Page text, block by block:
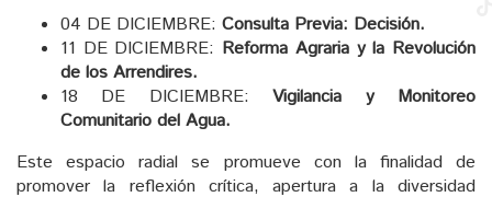
04 DE DICIEMBRE: Consulta Previa: Decisión.
11 DE DICIEMBRE: Reforma Agraria y la Revolución
de los Arrendires.
18 DE DICIEMBRE:Vigilancia y Monitoreo
Comunitario del Agua.
Este espacio radial se promueve con la finalidad de
promover la reflexión crítica, apertura a la diversidad